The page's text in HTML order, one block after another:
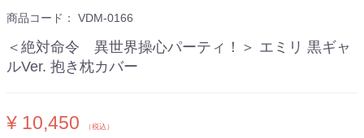
商品コード： VDM-0166
＜絶対命令 異世界操心パーティ！＞ エミリ 黒ギャ
ルVer. 抱き枕カバー
¥ 10,450 （税込）